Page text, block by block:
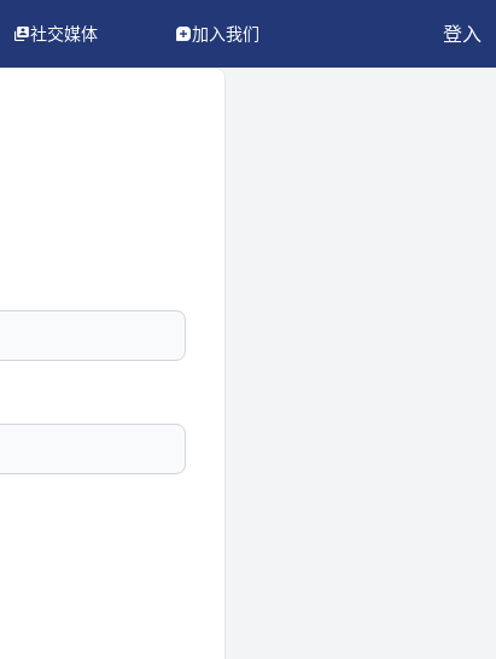
社交媒体 加入我们 登入